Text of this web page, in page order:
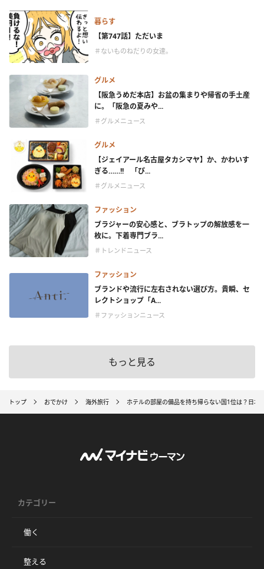
暮らす
【第747話】ただいま
＃ないものねだりの女達。
グルメ
【阪急うめだ本店】お盆の集まりや帰省の手土産
に。「阪急の夏みや...
＃グルメニュース
グルメ
【ジェイアール名古屋タカシマヤ】か、かわいす
ぎる……!! 「ぴ...
＃グルメニュース
ファッション
ブラジャーの安心感と、ブラトップの解放感を一
枚に。下着専門ブラ...
＃トレンドニュース
ファッション
ブランドや流行に左右されない選び方。貴瞬、セ
レクトショップ「A...
＃ファッションニュース
もっと見る
トップ おでかけ 海外旅行 ホテルの部屋の備品を持ち帰らない国1位は？日
カテゴリー
働く
整える